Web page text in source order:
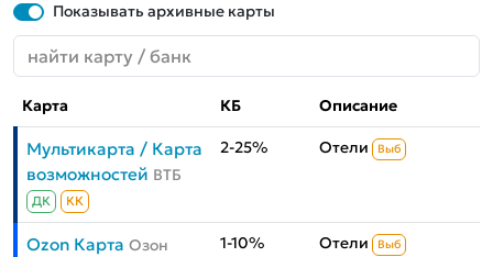
Показывать архивные карты
Карта КБ Описание
Мультикарта / Карта
возможностей ВТБ
ДК КК
2-25% Отели Выб
Ozon Карта Озон
1-10% Отели Выб